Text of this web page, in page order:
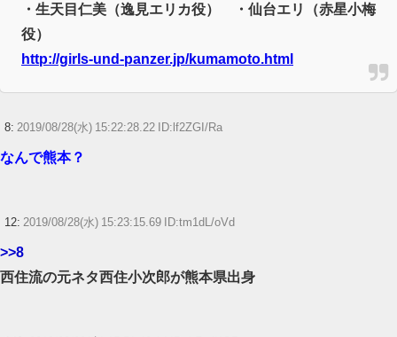
・生天目仁美（逸見エリカ役） ・仙台エリ（赤星小梅
役）
http://girls-und-panzer.jp/kumamoto.html
8: 2019/08/28(水) 15:22:28.22 ID:lf2ZGI/Ra
なんで熊本？
12: 2019/08/28(水) 15:23:15.69 ID:tm1dL/oVd
>>8
西住流の元ネタ西住小次郎が熊本県出身